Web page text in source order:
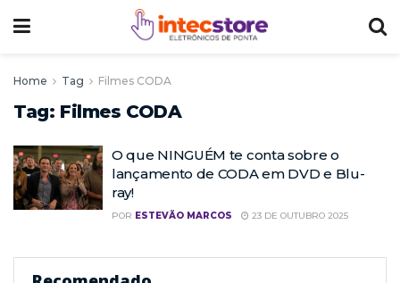
Home Tag Filmes CODA
Tag: Filmes CODA
O que NINGUÉM te conta sobre o
lançamento de CODA em DVD e Blu-
ray!
POR ESTEVÃO MARCOS 23 DE OUTUBRO 2025